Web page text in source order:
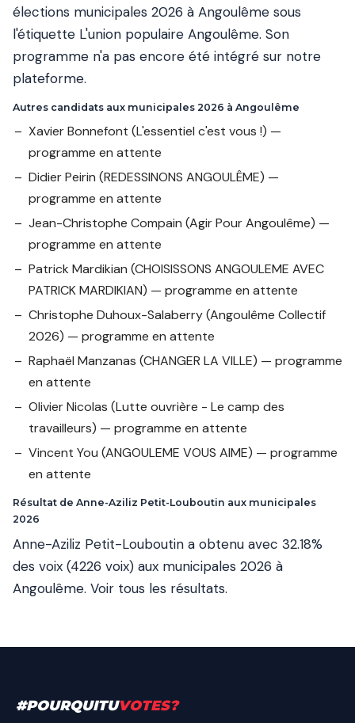
élections municipales 2026 à Angoulême sous
l'étiquette L'union populaire Angoulême. Son
programme n'a pas encore été intégré sur notre
plateforme.
Autres candidats aux municipales 2026 à Angoulême
Xavier Bonnefont (L'essentiel c'est vous !) —
programme en attente
Didier Peirin (REDESSINONS ANGOULÊME) —
programme en attente
Jean-Christophe Compain (Agir Pour Angoulême) —
programme en attente
Patrick Mardikian (CHOISISSONS ANGOULEME AVEC
PATRICK MARDIKIAN) — programme en attente
Christophe Duhoux-Salaberry(Angoulême Collectif
2026) — programme en attente
Raphaël Manzanas (CHANGER LA VILLE) — programme
en attente
Olivier Nicolas (Lutte ouvrière - Le camp des
travailleurs) — programme en attente
Vincent You (ANGOULEME VOUS AIME) — programme
en attente
Résultat de Anne-Aziliz Petit-Louboutin aux municipales
2026
Anne-Aziliz Petit-Louboutin a obtenu avec 32.18%
des voix (4226 voix) aux municipales 2026 à
Angoulême. Voir tous les résultats.
#POURQUITUVOTES?